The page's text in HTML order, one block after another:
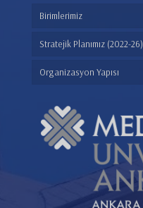
Birimlerimiz
Stratejik Planımız (2022-26)
Organizasyon Yapısı